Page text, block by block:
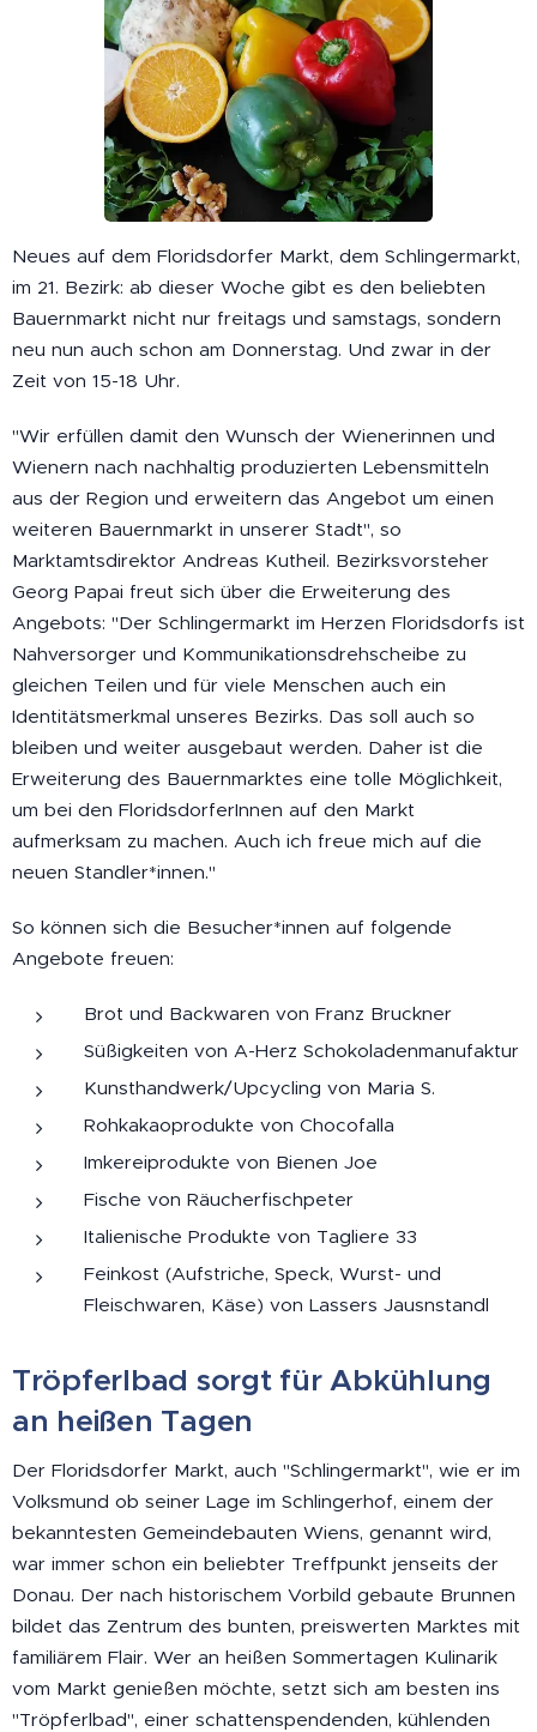
Neues auf dem Floridsdorfer Markt, dem Schlingermarkt,
im 21. Bezirk: ab dieser Woche gibt es den beliebten
Bauernmarkt nicht nur freitags und samstags, sondern
neu nun auch schon am Donnerstag. Und zwar in der
Zeit von 15-18 Uhr.
"Wir erfüllen damit den Wunsch der Wienerinnen und
Wienern nach nachhaltig produzierten Lebensmitteln
aus der Region und erweitern das Angebot um einen
weiteren Bauernmarkt in unserer Stadt", so
Marktamtsdirektor Andreas Kutheil. Bezirksvorsteher
Georg Papai freut sich über die Erweiterung des
Angebots: "Der Schlingermarkt im Herzen Floridsdorfs ist
Nahversorger und Kommunikationsdrehscheibe zu
gleichen Teilen und für viele Menschen auch ein
Identitätsmerkmal unseres Bezirks. Das soll auch so
bleiben und weiter ausgebaut werden. Daher ist die
Erweiterung des Bauernmarktes eine tolle Möglichkeit,
um bei den FloridsdorferInnen auf den Markt
aufmerksam zu machen. Auch ich freue mich auf die
neuen Standler*innen."
So können sich die Besucher*innen auf folgende
Angebote freuen:
Brot und Backwaren von Franz Bruckner
Süßigkeiten von A-Herz Schokoladenmanufaktur
Kunsthandwerk/Upcycling von Maria S.
Rohkakaoprodukte von Chocofalla
Imkereiprodukte von Bienen Joe
Fische von Räucherfischpeter
Italienische Produkte von Tagliere 33
Feinkost (Aufstriche, Speck, Wurst- und
Fleischwaren, Käse) von Lassers Jausnstandl
Tröpferlbad sorgt für Abkühlung
an heißen Tagen
Der Floridsdorfer Markt, auch "Schlingermarkt", wie er im
Volksmund ob seiner Lage im Schlingerhof, einem der
bekanntesten Gemeindebauten Wiens, genannt wird,
war immer schon ein beliebter Treffpunkt jenseits der
Donau. Der nach historischem Vorbild gebaute Brunnen
bildet das Zentrum des bunten, preiswerten Marktes mit
familiärem Flair. Wer an heißen Sommertagen Kulinarik
vom Markt genießen möchte, setzt sich am besten ins
"Tröpferlbad", einer schattenspendenden, kühlenden